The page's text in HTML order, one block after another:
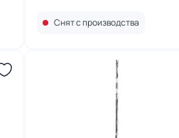
Снят с производства